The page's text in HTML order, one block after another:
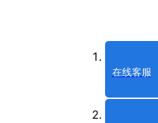
在线客服